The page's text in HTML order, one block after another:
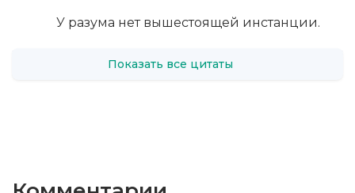
У разума нет вышестоящей инстанции.
Показать все цитаты